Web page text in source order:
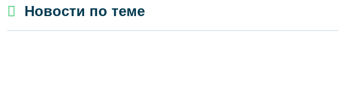
Новости по теме